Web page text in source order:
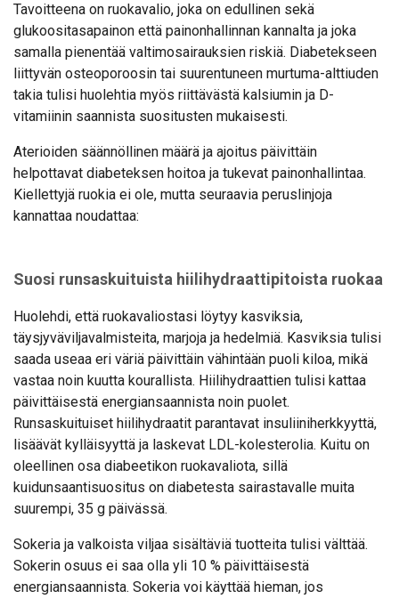
Tavoitteena on ruokavalio, joka on edullinen sekä
glukoositasapainon että painonhallinnan kannalta ja joka
samalla pienentää valtimosairauksien riskiä. Diabetekseen
liittyvän osteoporoosin tai suurentuneen murtuma-alttiuden
takia tulisi huolehtia myös riittävästä kalsiumin ja D-
vitamiinin saannista suositusten mukaisesti.
Aterioiden säännöllinen määrä ja ajoitus päivittäin
helpottavat diabeteksen hoitoa ja tukevat painonhallintaa.
Kiellettyjä ruokia ei ole, mutta seuraavia peruslinjoja
kannattaa noudattaa:
Suosi runsaskuituista hiilihydraattipitoista ruokaa
Huolehdi, että ruokavaliostasi löytyy kasviksia,
täysjyväviljavalmisteita, marjoja ja hedelmiä. Kasviksia tulisi
saada useaa eri väriä päivittäin vähintään puoli kiloa, mikä
vastaa noin kuutta kourallista. Hiilihydraattien tulisi kattaa
päivittäisestä energiansaannista noin puolet.
Runsaskuituiset hiilihydraatit parantavat insuliiniherkkyyttä,
lisäävät kylläisyyttä ja laskevat LDL-kolesterolia. Kuitu on
oleellinen osa diabeetikon ruokavaliota, sillä
kuidunsaantisuositus on diabetesta sairastavalle muita
suurempi, 35 g päivässä.
Sokeria ja valkoista viljaa sisältäviä tuotteita tulisi välttää.
Sokerin osuus ei saa olla yli 10 % päivittäisestä
energiansaannista. Sokeria voi käyttää hieman, jos